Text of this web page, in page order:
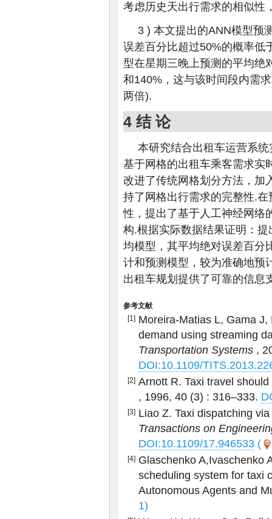
考虑历史天出行需求的相似性
3 ) 本文提出的ANN模型预
误差百分比超过50%的概率低
型在星期三晚上预测的平均绝
和140%，这与该时间段内需
两倍).
4 结 论
本研究结合出租车运营系
基于网格的出租车乘客需求实
改进了传统网格划分方法，加
持了网格出行需求的完整性.
性，提出了基于人工神经网络
构.根据实际数据结果证明：
均模型，其平均绝对误差百分
计和预测模型，较为准确地预
出租车规划提供了可靠的信息
参考文献
[1] Moreira-Matias L, Gama
demand using streaming
Transportation Systems ,
DOI:10.1109/
[2] Arnott R. Taxi travel
, 1996, 40 (3) : 316–333.
[3] Liao Z. Taxi dispatching
Transactions on
DOI:10.1109/17.946533 (
[4] Glaschenko A,Ivaschenko
scheduling system for taxi
Autonomous Agents and
1)